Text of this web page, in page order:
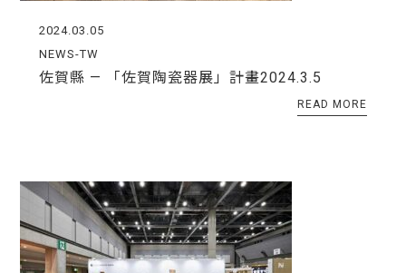
2024.03.05
NEWS-TW
佐賀縣 — 「佐賀陶瓷器展」計畫2024.3.5
READ MORE